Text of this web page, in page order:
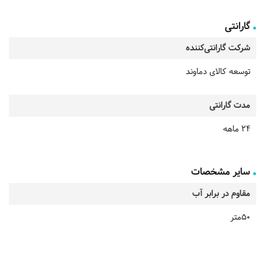
گارانتی
شرکت گارانتی‌کننده
توسعه کالای دماوند
مدت گارانتی
24 ماهه
سایر مشخصات
مقاوم در برابر آب
50متر